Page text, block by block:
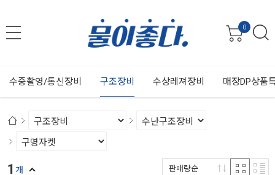
0
수중촬영/통신장비 구조장비 수상레져장비 매장DP상품
1 개 판매량순